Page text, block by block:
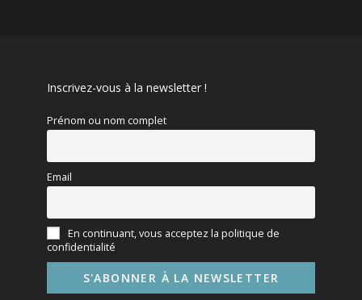
Inscrivez-vous à la newsletter !
Prénom ou nom complet
Email
En continuant, vous acceptez la politique de
confidentialité